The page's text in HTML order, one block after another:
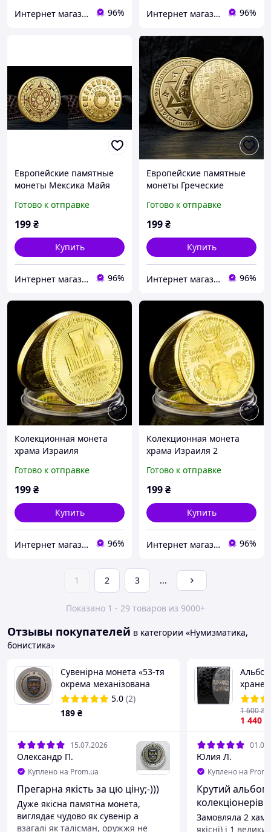
Интернет магазин GSM-V 96% Интернет магазин GSM-V 96%
Европейские памятные
монеты Мексика Майя
Готово к отправке
199₴
Купить
Интернет магазин GSM-V 96%
Европейские памятные
монеты Греческие
Готово к отправке
199₴
Купить
Интернет магазин GSM-V 96%
Колекционная монета
храма Израиля
Готово к отправке
199₴
Купить
Интернет магазин GSM-V 96%
Колекционная монета
храма Израиля 2
Готово к отправке
199₴
Купить
Интернет магазин GSM-V 96%
1 2 3 ...
Показано 1 - 29 товаров из 9000+
Отзывы покупателей в категории «Нумизматика,
бонистика»
Сувенірна монета «53-тя
окрема механізована
бригада імені князя
Володимира Мономаха»
5.0 (2)
189 ₴
15.07.2026
Олександр П.
Куплено на Prom.ua
Прегарна якість за цю ціну;-)))
Дуже якісна памятна монета,
виглядає чудово як сувенір а
взагалі як талісман, оружжя не
бон |
|
1 440
1 600₴
Юлия Л.
Куплено на
Крутий альбом
колекціонерів
Замовляла 2
якісні) і 1 великий. Великий на